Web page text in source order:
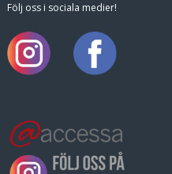
Följ oss i sociala medier!